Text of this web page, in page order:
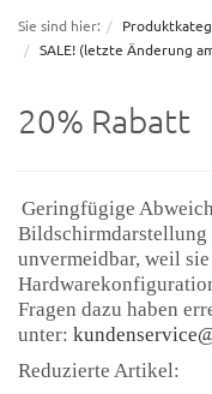
Sie sind hier:
SALE! (letzte Änderung
20% Rabatt
Geringfügige
Bildschirmdarstellung
unvermeidbar, weil
Fragen dazu haben
unter:
Reduzierte Artikel: